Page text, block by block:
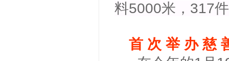
料5000米，317
首 次 举 办 慈